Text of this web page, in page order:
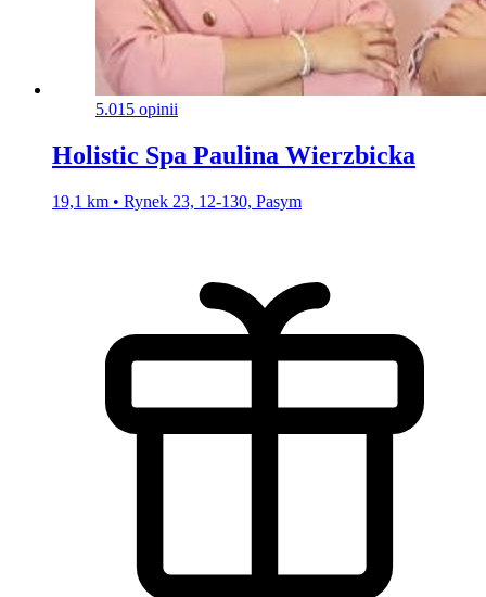
5.015 opinii
Holistic Spa Paulina Wierzbicka
19,1 km • Rynek 23, 12-130, Pasym